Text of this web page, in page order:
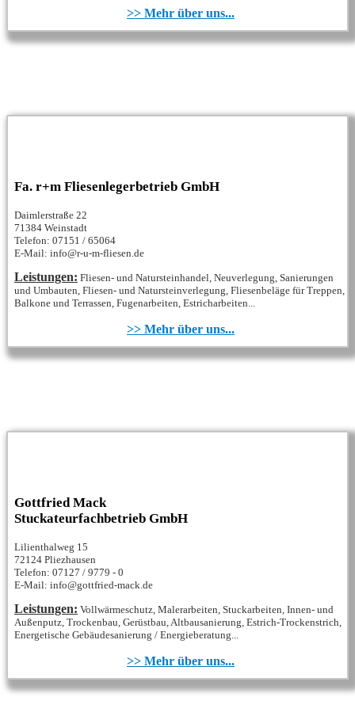
>> Mehr über uns...
Fa. r+m Fliesenlegerbetrieb GmbH
Daimlerstraße 22
71384 Weinstadt
Telefon: 07151 / 65064
E-Mail: info@r-u-m-fliesen.de
Leistungen: Fliesen- und Natursteinhandel, Neuverlegung, Sanierungen
und Umbauten, Fliesen- und Natursteinverlegung, Fliesenbeläge für Treppen,
Balkone und Terrassen, Fugenarbeiten, Estricharbeiten...
>> Mehr über uns...
Gottfried Mack
Stuckateurfachbetrieb GmbH
Lilienthalweg 15
72124 Pliezhausen
Telefon: 07127 / 9779 - 0
E-Mail: info@gottfried-mack.de
Leistungen: Vollwärmeschutz, Malerarbeiten, Stuckarbeiten, Innen- und
Außenputz, Trockenbau, Gerüstbau, Altbausanierung, Estrich-Trockenstrich,
Energetische Gebäudesanierung / Energieberatung...
>> Mehr über uns...